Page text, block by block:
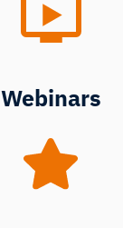
Webinars